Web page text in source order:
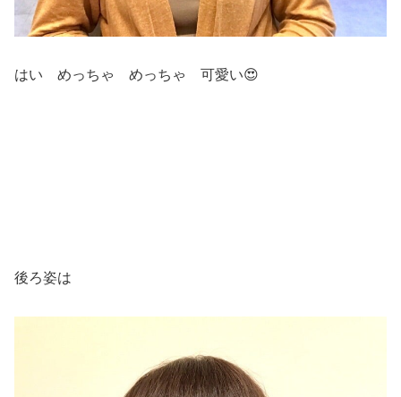
はい めっちゃ めっちゃ 可愛い😍
後ろ姿は